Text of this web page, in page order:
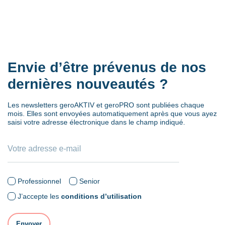
Envie d’être prévenus de nos
dernières nouveautés ?
Les newsletters geroAKTIV et geroPRO sont publiées chaque
mois. Elles sont envoyées automatiquement après que vous ayez
saisi votre adresse électronique dans le champ indiqué.
Professionnel
Senior
J’accepte les conditions d’utilisation